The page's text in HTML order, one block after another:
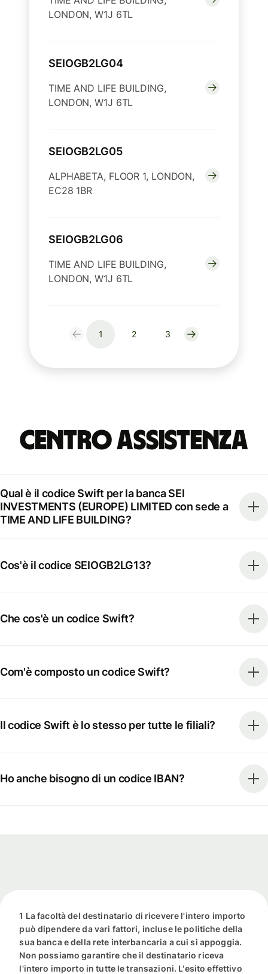
LONDON, W1J 6TL
SEIOGB2LG04
TIME AND LIFE BUILDING,
LONDON, W1J 6TL
SEIOGB2LG05
ALPHABETA, FLOOR 1, LONDON,
EC28 1BR
SEIOGB2LG06
TIME AND LIFE BUILDING,
LONDON, W1J 6TL
1 2 3
Centro Assistenza
Qual è il codice Swift per la banca SEI
INVESTMENTS (EUROPE) LIMITED con sede a
TIME AND LIFE BUILDING?
Cos'è il codice SEIOGB2LG13?
Che cos'è un codice Swift?
Com'è composto un codice Swift?
Il codice Swift è lo stesso per tutte le filiali?
Ho anche bisogno di un codice IBAN?
1 La facoltà del destinatario di ricevere l'intero importo
può dipendere da vari fattori, incluse le politiche della
sua banca e della rete interbancaria a cui si appoggia.
Non possiamo garantire che il destinatario riceva
l'intero importo in tutte le transazioni. L'esito effettivo